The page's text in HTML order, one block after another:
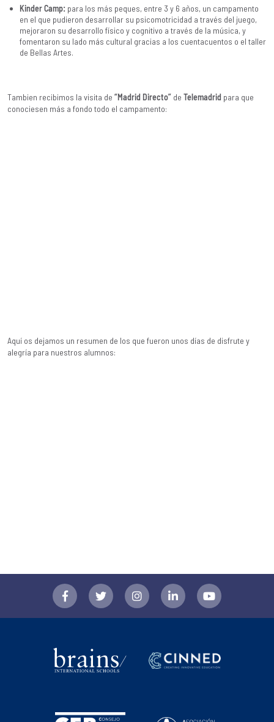
Kinder Camp: para los más peques, entre 3 y 6 años, un campamento
en el que pudieron desarrollar su psicomotricidad a través del juego,
mejoraron su desarrollo físico y cognitivo a través de la música, y
fomentaron su lado más cultural gracias a los cuentacuentos o el taller
de Bellas Artes.
Tambien recibimos la visita de “Madrid Directo” de Telemadrid para que
conociesen más a fondo todo el campamento:
Aquí os dejamos un resumen de los que fueron unos días de disfrute y
alegría para nuestros alumnos: